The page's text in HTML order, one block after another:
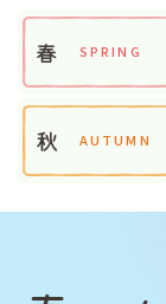
春 SPRING
秋 AUTUMN